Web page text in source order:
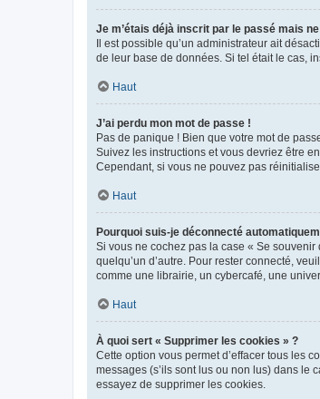
Je m’étais déjà inscrit par le passé mais
Il est possible qu’un administrateur ait
de leur base de données. Si tel était le cas,
Haut
J’ai perdu mon mot de passe !
Pas de panique ! Bien que votre mot de
Suivez les instructions et vous devriez être
Cependant, si vous ne pouvez pas
Haut
Pourquoi suis-je déconnecté
Si vous ne cochez pas la case « Se
quelqu’un d’autre. Pour rester connecté,
comme une librairie, un cybercafé, une
Haut
À quoi sert « Supprimer les cookies » ?
Cette option vous permet d’effacer tous les
messages (s’ils sont lus ou non lus) dans le
essayez de supprimer les cookies.